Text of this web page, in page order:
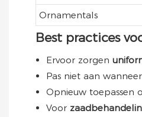
Ornamentals
Best practices
Ervoor zorgen
Pas niet aan
Opnieuw toepassen
Voor